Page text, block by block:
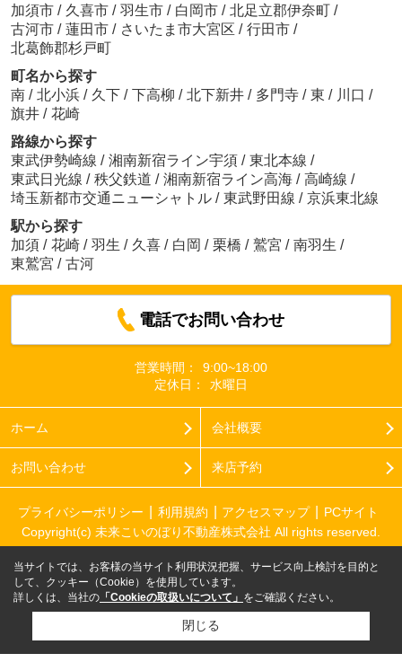
加須市 / 久喜市 / 羽生市 / 白岡市 / 北足立郡伊奈町 /
古河市 / 蓮田市 / さいたま市大宮区 / 行田市 /
北葛飾郡杉戸町
町名から探す
南 / 北小浜 / 久下 / 下高柳 / 北下新井 / 多門寺 / 東 / 川口 /
旗井 / 花崎
路線から探す
東武伊勢崎線 / 湘南新宿ライン宇須 / 東北本線 /
東武日光線 / 秩父鉄道 / 湘南新宿ライン高海 / 高崎線 /
埼玉新都市交通ニューシャトル / 東武野田線 / 京浜東北線
駅から探す
加須 / 花崎 / 羽生 / 久喜 / 白岡 / 栗橋 / 鷲宮 / 南羽生 /
東鷲宮 / 古河
電話でお問い合わせ
営業時間：
9:00~18:00
定休日：
水曜日
ホーム 会社概要
お問い合わせ 来店予約
プライバシーポリシー 利用規約 アクセスマップ
PCサイト
Copyright(c) 未来こいのぼり不動産株式会社 All rights reserved.
当サイトでは、お客様の当サイト利用状況把握、サービス向上検討を目的と
して、クッキー（Cookie）を使用しています。
詳しくは、当社の 「Cookieの取扱いについて」 をご確認ください。
閉じる